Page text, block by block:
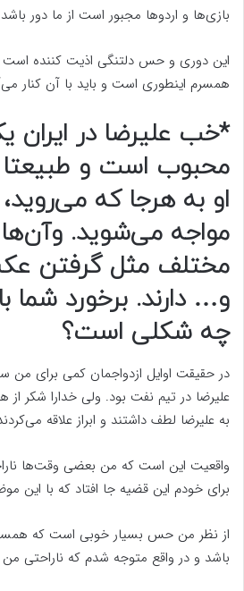
بازی‌ها و اردوها مجبور است از ما دور
این دوری و حس دلتنگی اذیت کننده
همسرم اینطوری است و باید با آن کنار
*خب علیرضا در ایران
محبوب است و طبیعتا
او به هرجا که می‌روید،
مواجه می‌شوید.
مختلف مثل گرفتن
و… دارند. برخورد شما
چه شکلی است؟
در حقیقت اوایل ازدواجمان کمی برای من
علیرضا در تیم نفت بود. ولی خدارا شکر
به علیرضا لطف داشتند و ابراز علاقه
واقعیت این است که من بعضی وقت‌ها
برای خودم این قضیه جا افتاد که با این
از نظر من حس بسیار خوبی است که
باشد و در واقع متوجه شدم که ناراحتی